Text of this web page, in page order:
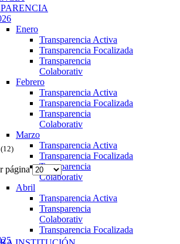
Enero
Transparencia Activa
Transparencia Focalizada
Transparencia
Colaborativ
Febrero
Transparencia Activa
Transparencia Focalizada
Transparencia
Colaborativ
Marzo
Transparencia Activa
Transparencia Focalizada
Transparencia
Colaborativ
Abril
Transparencia Activa
Transparencia
Colaborativ
Transparencia Focalizada
(12)
página